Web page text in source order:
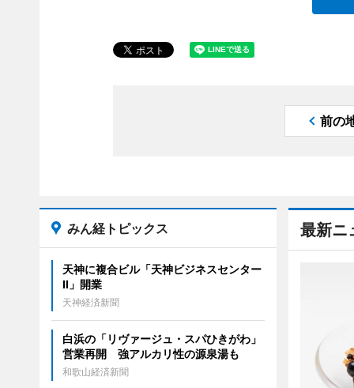
前の
最新ニ
みん経トピックス
天神に複合ビル「天神ビジネスセンター
II」開業
天神経済新聞
白浜の「リヴァージュ・スパひきがわ」
営業再開 強アルカリ性の源泉湯も
和歌山経済新聞